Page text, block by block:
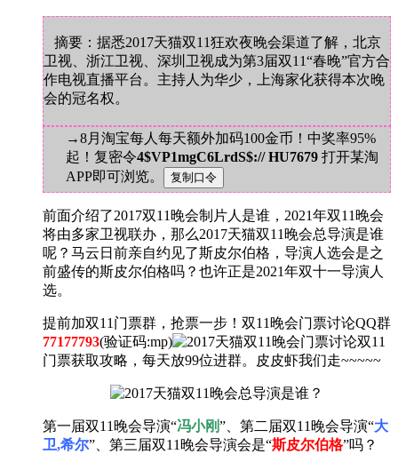
摘要：据悉2017天猫双11狂欢夜晚会渠道了解，北京
卫视、浙江卫视、深圳卫视成为第3届双11“春晚”官方合
作电视直播平台。主持人为华少，上海家化获得本次晚
会的冠名权。
→8月淘宝每人每天额外加码100金币！中奖率95%
起！复密令4$VP1mgC6LrdS$:// HU7679 打开某淘
APP即可浏览。
前面介绍了2017双11晚会制片人是谁，2021年双11晚会
将由多家卫视联办，那么2017天猫双11晚会总导演是谁
呢？马云日前亲自约见了斯皮尔伯格，导演人选会是之
前盛传的斯皮尔伯格吗？也许正是2021年双十一导演人
选。
提前加双11门票群，抢票一步！双11晚会门票讨论QQ群
77177793(验证码:mp)
讨论双11
门票获取攻略，每天放99位进群。皮皮虾我们走~~~~~
第一届双11晚会导演“冯小刚”、第二届双11晚会导演“大
卫,希尔”、第三届双11晚会导演会是“斯皮尔伯格”吗？